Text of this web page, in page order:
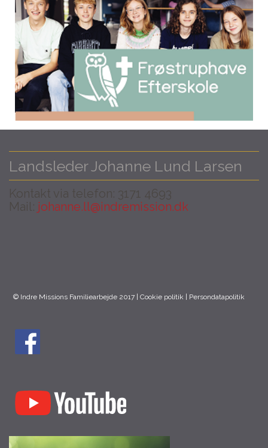
Landsleder Johanne Lund Larsen
Kontakt via telefon: 3171 4693
Mail: johanne.ll@indremission.dk
© Indre Missions Familiearbejde 2017 | Cookie politik Persondatapolitik